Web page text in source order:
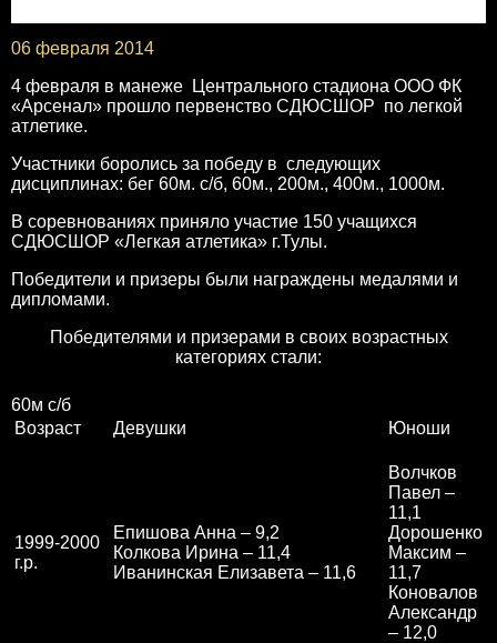
06 февраля 2014
4 февраля в манеже Центрального стадиона ООО ФК
«Арсенал» прошло первенство СДЮСШОР по легкой
атлетике.
Участники боролись за победу в следующих
дисциплинах: бег 60м. с/б, 60м., 200м., 400м., 1000м.
В соревнованиях приняло участие 150 учащихся
СДЮСШОР «Легкая атлетика» г.Тулы.
Победители и призеры были награждены медалями и
дипломами.
Победителями и призерами в своих возрастных
категориях стали:
60м с/б
Возраст
Девушки Юноши
1999-2000
г.р.
Епишова Анна – 9,2
Колкова Ирина – 11,4
Иванинская Елизавета – 11,6
Волчков
Павел –
11,1
Дорошенко
Максим –
11,7
Коновалов
Александр
– 12,0